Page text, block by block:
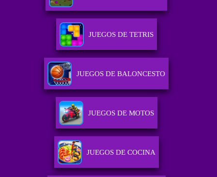
JUEGOS DE TETRIS
JUEGOS DE BALONCESTO
JUEGOS DE MOTOS
JUEGOS DE COCINA